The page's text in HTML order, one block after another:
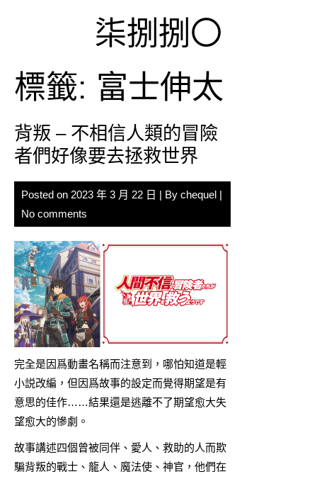
柒捌捌〇
標籤: 富士伸太
背叛 – 不相信人類的冒險
者們好像要去拯救世界
Posted on 2023 年 3 月 22 日 | By chequel |
No comments
完全是因爲動畫名稱而注意到，哪怕知道是輕
小説改編，但因爲故事的設定而覺得期望是有
意思的佳作……結果還是逃離不了期望愈大失
望愈大的慘劇。
故事講述四個曾被同伴、愛人、救助的人而欺
騙背叛的戰士、龍人、魔法使、神官，他們在